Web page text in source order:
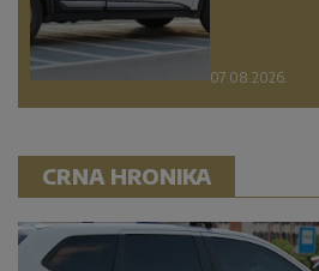
07.08.2026.
CRNA HRONIKA